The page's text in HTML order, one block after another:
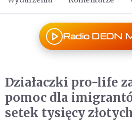
Radio DEON
Działaczki pro-life
pomoc dla
setek tysięcy